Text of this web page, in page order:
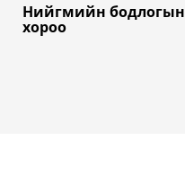
Нийгмийн бодлогын
хороо